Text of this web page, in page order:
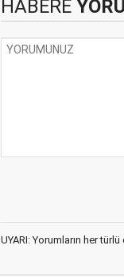
HABERE
UYARI: Yorumların her